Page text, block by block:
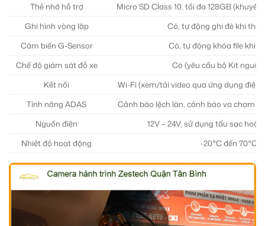
Thẻ nhớ hỗ trợ
Micro SD Class 10, tối đa 128GB
Ghi hình vòng lặp
Có, tự động ghi đè khi thẻ
Cảm biến G-Sensor
Có, tự động khóa file khi
Chế độ giám sát đỗ xe
Có (yêu cầu bộ Kit
Kết nối
Wi-Fi (xem/tải video qua ứng dụng điện
Tính năng ADAS
Cảnh báo lệch làn, cảnh báo va chạm
Nguồn điện
12V – 24V, sử dụng tẩu sạc
Nhiệt độ hoạt động
-20°C đến 70°C